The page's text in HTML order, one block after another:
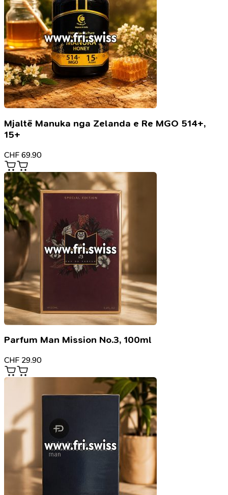
Mjaltë Manuka nga Zelanda e Re MGO 514+,
15+
CHF 69.90
Parfum Man Mission No.3, 100ml
CHF 29.90